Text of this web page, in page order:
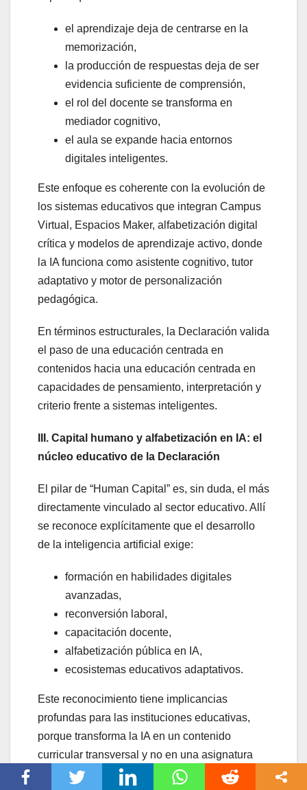
el aprendizaje deja de centrarse en la
memorización,
la producción de respuestas deja de ser
evidencia suficiente de comprensión,
el rol del docente se transforma en
mediador cognitivo,
el aula se expande hacia entornos
digitales inteligentes.
Este enfoque es coherente con la evolución de
los sistemas educativos que integran Campus
Virtual, Espacios Maker, alfabetización digital
crítica y modelos de aprendizaje activo, donde
la IA funciona como asistente cognitivo, tutor
adaptativo y motor de personalización
pedagógica.
En términos estructurales, la Declaración valida
el paso de una educación centrada en
contenidos hacia una educación centrada en
capacidades de pensamiento, interpretación y
criterio frente a sistemas inteligentes.
III. Capital humano y alfabetización en IA: el
núcleo educativo de la Declaración
El pilar de “Human Capital” es, sin duda, el más
directamente vinculado al sector educativo. Allí
se reconoce explícitamente que el desarrollo
de la inteligencia artificial exige:
formación en habilidades digitales
avanzadas,
reconversión laboral,
capacitación docente,
alfabetización pública en IA,
ecosistemas educativos adaptativos.
Este reconocimiento tiene implicancias
profundas para las instituciones educativas,
porque transforma la IA en un contenido
curricular transversal y no en una asignatura
aislada.